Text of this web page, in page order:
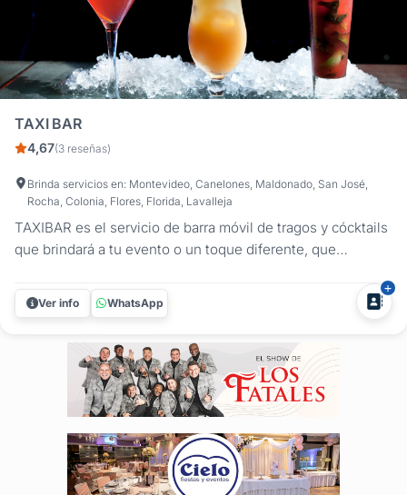
TAXI BAR
4,67(3 reseñas)
Brinda servicios en: Montevideo, Canelones, Maldonado, San José,
Rocha, Colonia, Flores, Florida, Lavalleja
TAXIBAR es el servicio de barra móvil de tragos y cócktails
que brindará a tu evento o un toque diferente, que
tradicionales y preferidos por el público, con el aval de las
marcas de primer nivel como: RON BACARDI VODKA
Ver info WhatsApp